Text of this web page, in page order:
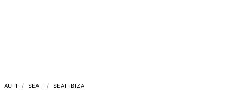
AUTI SEAT SEAT IBIZA